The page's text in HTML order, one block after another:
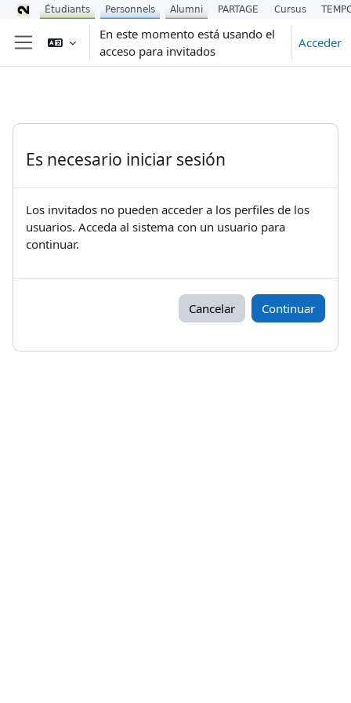
Salta al contenido principal
Panel lateral
En este momento está usando el
acceso para invitados
Acceder
Es necesario iniciar sesión
Los invitados no pueden acceder a los perfiles de los
usuarios. Acceda al sistema con un usuario para
continuar.
Cancelar Continuar
Étudiants Personnels Alumni PARTAGE Cursus